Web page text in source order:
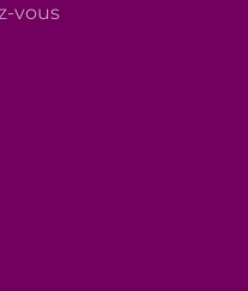
vous